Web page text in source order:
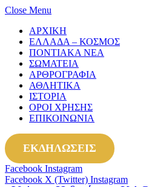
Close Menu
ΑΡΧΙΚΗ
ΕΛΛΑΔΑ – ΚΟΣΜΟΣ
ΠΟΝΤΙΑΚΑ ΝΕΑ
ΣΩΜΑΤΕΙΑ
ΑΡΘΡΟΓΡΑΦΙΑ
ΑΘΛΗΤΙΚΑ
ΙΣΤΟΡΙΑ
ΟΡΟΙ ΧΡΗΣΗΣ
ΕΠΙΚΟΙΝΩΝΙΑ
ΕΚΔΗΛΩΣΕΙΣ
Facebook Instagram
Facebook X (Twitter) Instagram